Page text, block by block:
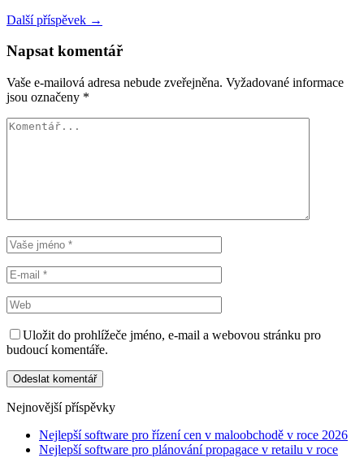
Další příspěvek →
Napsat komentář
Vaše e-mailová adresa nebude zveřejněna. Vyžadované informace
jsou označeny *
Uložit do prohlížeče jméno, e-mail a webovou stránku pro
budoucí komentáře.
Nejnovější příspěvky
Nejlepší software pro řízení cen v maloobchodě v roce 2026
Nejlepší software pro plánování propagace v retailu v roce